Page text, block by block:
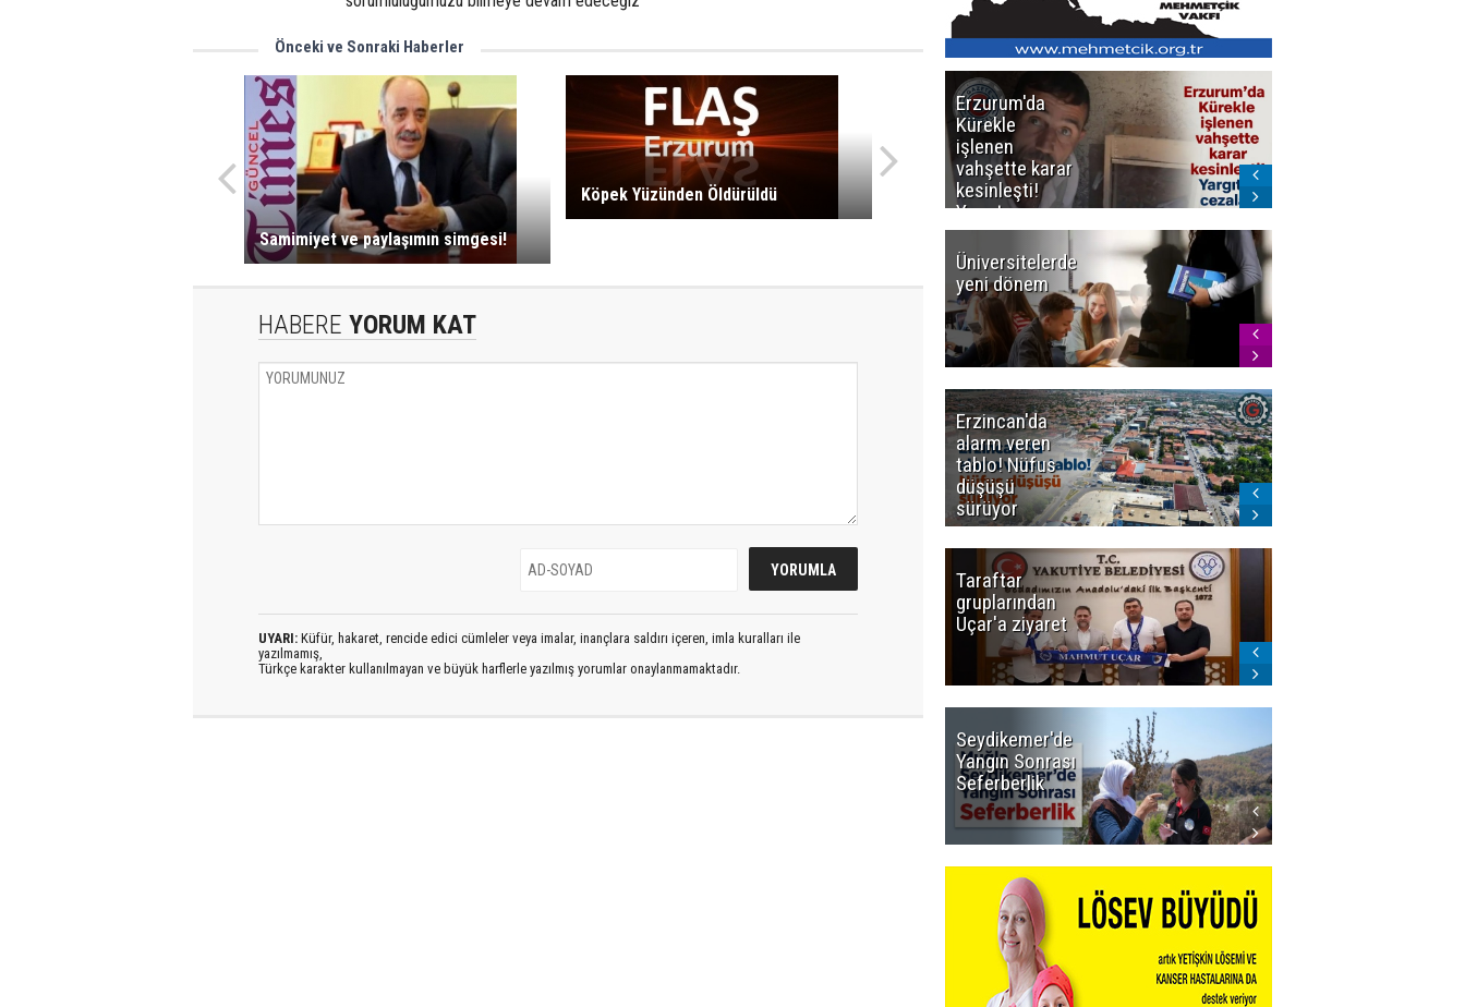
Önceki ve Sonraki Haberler
Samimiyet ve paylaşımın simgesi!
Köpek Yüzünden Öldürüldü
HABERE YORUM KAT
UYARI: Küfür, hakaret, rencide edici cümleler veya imalar, inançlara saldırı içeren, imla kuralları ile
yazılmamış,
Türkçe karakter kullanılmayan ve büyük harflerle yazılmış yorumlar onaylanmamaktadır.
Erzurum'da
Kürekle
işlenen
vahşette karar
kesinleşti!
Yargıtay
cezaları onadı
Üniversitelerde
yeni dönem
Erzincan'da
alarm veren
tablo! Nüfus
düşüşü
sürüyor
Taraftar
gruplarından
Uçar'a ziyaret
Seydikemer'de
Yangın Sonrası
Seferberlik